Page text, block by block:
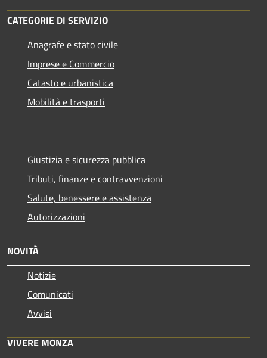
CATEGORIE DI SERVIZIO
Anagrafe e stato civile
Imprese e Commercio
Catasto e urbanistica
Mobilità e trasporti
Giustizia e sicurezza pubblica
Tributi, finanze e contravvenzioni
Salute, benessere e assistenza
Autorizzazioni
NOVITÀ
Notizie
Comunicati
Avvisi
VIVERE MONZA